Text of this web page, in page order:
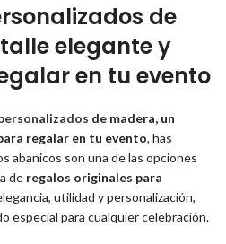
de
elegante y
en tu evento
de madera, un
regalar en tu evento, has
abanicos son una de las opciones
de regalos originales para
utilidad y personalización,
especial para cualquier celebración.